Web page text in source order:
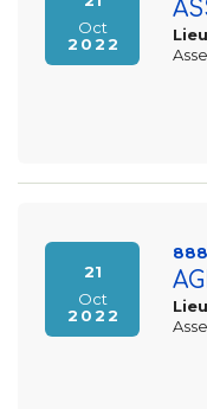
Oct
2022
21
Oct
2022
888